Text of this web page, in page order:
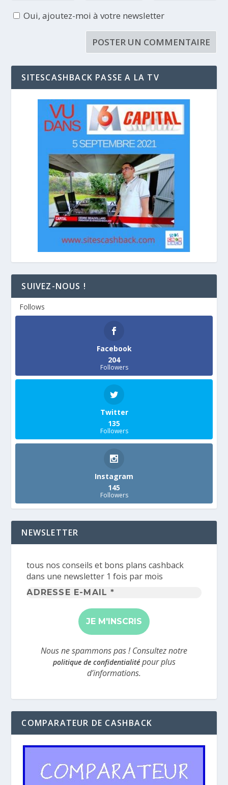
Oui, ajoutez-moi à votre newsletter
SITESCASHBACK PASSE A LA TV
SUIVEZ-NOUS !
Follows
Facebook
204
Followers
Twitter
135
Followers
Instagram
145
Followers
NEWSLETTER
tous nos conseils et bons plans cashback
dans une newsletter 1 fois par mois
Adresse
mail
*
Nous ne spammons pas ! Consultez notre
politique de confidentialitépour plus
d’informations.
COMPARATEUR DE CASHBACK